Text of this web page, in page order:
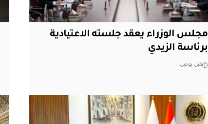
مجلس الوزراء يعقد جلسته الاعتيادية
برئاسة الزيدي
قبل يومين